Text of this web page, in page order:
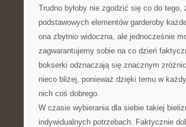
Trudno byłoby nie zgodzić się co do
podstawowych elementów garderoby
ona zbytnio widoczna, ale jednocześnie
zagwarantujemy sobie na co dzień
bokserki odznaczają się znacznym
nieco bliżej, ponieważ dzięki temu w
nich coś dobrego.
W czasie wybierania dla siebie takiej
indywidualnych potrzebach. Faktycznie